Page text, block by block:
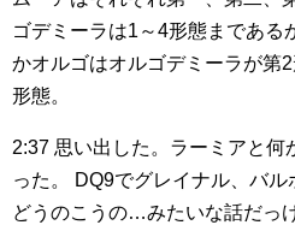
ゴデミーラは1～4形態まであ
かオルゴはオルゴデミーラが第
形態。
2:37 思い出した。ラーミアと何
った。
DQ9でグレイナル、バ
どうのこうの…みたいな話だっけ